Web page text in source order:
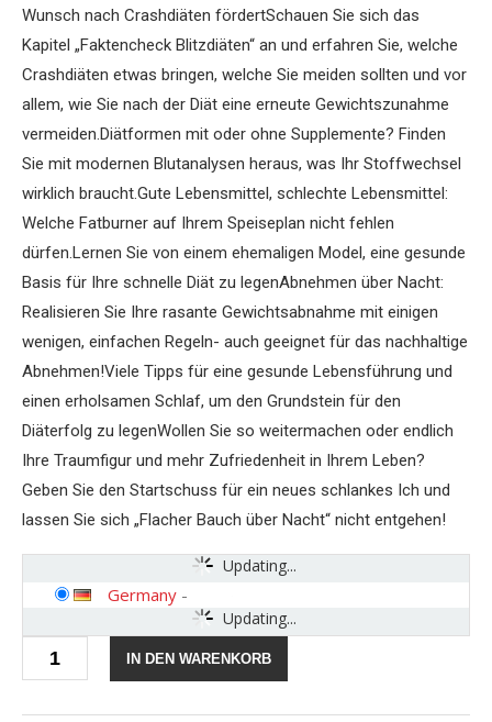
Wunsch nach Crashdiäten fördertSchauen Sie sich das
Kapitel „Faktencheck Blitzdiäten“ an und erfahren Sie, welche
Crashdiäten etwas bringen, welche Sie meiden sollten und vor
allem, wie Sie nach der Diät eine erneute Gewichtszunahme
vermeiden.Diätformen mit oder ohne Supplemente? Finden
Sie mit modernen Blutanalysen heraus, was Ihr Stoffwechsel
wirklich braucht.Gute Lebensmittel, schlechte Lebensmittel:
Welche Fatburner auf Ihrem Speiseplan nicht fehlen
dürfen.Lernen Sie von einem ehemaligen Model, eine gesunde
Basis für Ihre schnelle Diät zu legenAbnehmen über Nacht:
Realisieren Sie Ihre rasante Gewichtsabnahme mit einigen
wenigen, einfachen Regeln- auch geeignet für das nachhaltige
Abnehmen!Viele Tipps für eine gesunde Lebensführung und
einen erholsamen Schlaf, um den Grundstein für den
Diäterfolg zu legenWollen Sie so weitermachen oder endlich
Ihre Traumfigur und mehr Zufriedenheit in Ihrem Leben?
Geben Sie den Startschuss für ein neues schlankes Ich und
lassen Sie sich „Flacher Bauch über Nacht“ nicht entgehen!
Updating...
Updating...
Germany -
Bauch
über
IN DEN WARENKORB